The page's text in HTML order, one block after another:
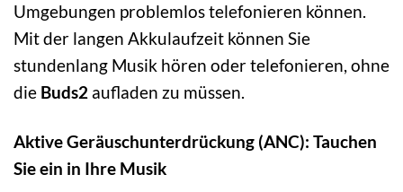
Umgebungen problemlos telefonieren können.
Mit der langen Akkulaufzeit können Sie
stundenlang Musik hören oder telefonieren, ohne
die Buds2 aufladen zu müssen.
Aktive Geräuschunterdrückung (ANC): Tauchen
Sie ein in Ihre Musik